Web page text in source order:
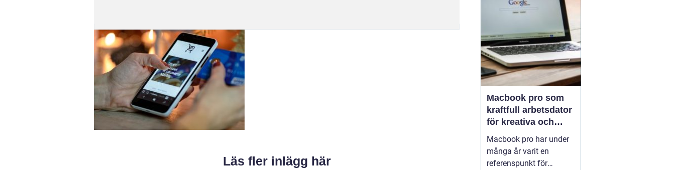
Läs fler inlägg här
Macbook pro som
kraftfull arbetsdator
för kreativa och
professionella
användare
Macbook pro har under
många år varit en
referenspunkt för